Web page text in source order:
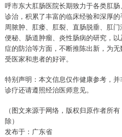
呼市东大肛肠医院长期致力于各类肛
诊治，积累了丰富的临床经验和深厚
周脓肿、肛瘘、肛裂、直肠脱垂、肛门
便秘、肠道肿瘤、炎性肠病的研究，
症的防治等方面，不断推陈出新，为
受医家和患者的好评。
特别声明：本文信息仅作健康参考，
诊疗还请遵照经治医师意见。
（图文来源于网络，版权归原作者所
除）
发布于：广东省